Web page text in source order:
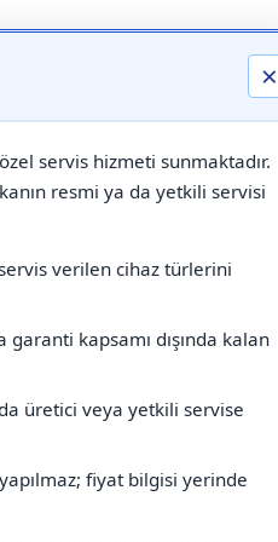
×
servis hizmeti sunmaktadır.
resmi ya da yetkili servisi
verilen cihaz türlerini
kapsamı dışında kalan
üretici veya yetkili servise
fiyat bilgisi yerinde
"Özel Servis"